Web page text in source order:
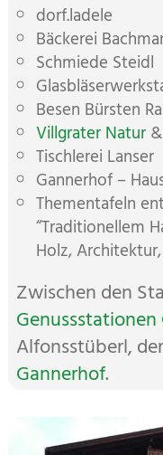
dorf.ladele
Bäckerei
Schmiede Steidl
Besen Bürsten
Villgrater Natur&
Tischlerei Lanser
Gannerhof –
Thementafeln
“Traditionellem
Holz,
Zwischen den
Alfonsstüberl,
Gannerhof.